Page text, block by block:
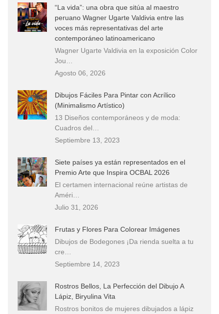
“La vida”: una obra que sitúa al maestro
peruano Wagner Ugarte Valdivia entre las
voces más representativas del arte
contemporáneo latinoamericano
Wagner Ugarte Valdivia en la exposición Color
Jou…
Agosto 06, 2026
Dibujos Fáciles Para Pintar con Acrílico
(Minimalismo Artístico)
13 Diseños contemporáneos y de moda:
Cuadros del…
Septiembre 13, 2023
Siete países ya están representados en el
Premio Arte que Inspira OCBAL 2026
El certamen internacional reúne artistas de
Améri…
Julio 31, 2026
Frutas y Flores Para Colorear Imágenes
Dibujos de Bodegones ¡Da rienda suelta a tu
cre…
Septiembre 14, 2023
Rostros Bellos, La Perfección del Dibujo A
Lápiz, Biryulina Vita
Rostros bonitos de mujeres dibujados a lápiz